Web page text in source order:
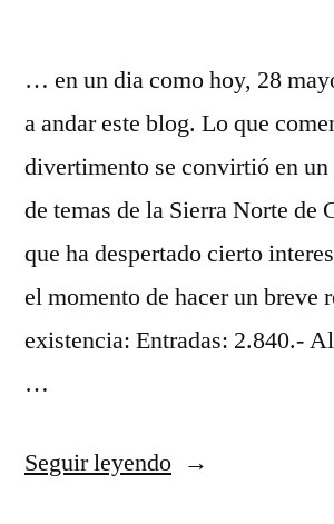
… en un dia como hoy, 28
a andar este blog. Lo que
divertimento se convirtió en
de temas de la Sierra Norte de
que ha despertado cierto
el momento de hacer un breve
existencia: Entradas: 2.840.-
…
Seguir leyendo«Hace